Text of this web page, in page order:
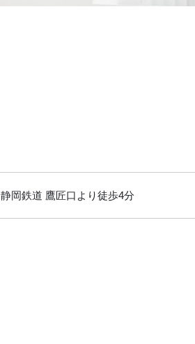
静岡鉄道 鷹匠口より徒歩4分